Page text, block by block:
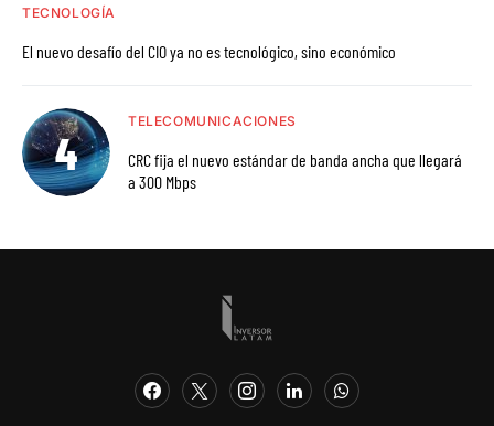
TECNOLOGÍA
El nuevo desafío del CIO ya no es tecnológico, sino económico
TELECOMUNICACIONES
CRC fija el nuevo estándar de banda ancha que llegará
a 300 Mbps